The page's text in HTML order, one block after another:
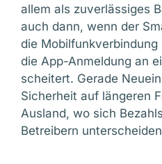
allem als zuverlässiges
auch dann, wenn der
die
die App-Anmeldung an
scheitert. Gerade
Sicherheit auf längeren
Ausland, wo sich
Betreibern